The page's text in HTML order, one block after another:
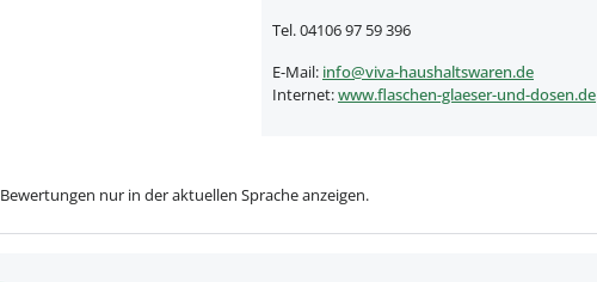
Tel. 04106 97 59 396
E-Mail: info@viva-haushaltswaren.de
Internet:www.flaschen-glaeser-und-dosen.de
Bewertungen nur in der aktuellen Sprache anzeigen.